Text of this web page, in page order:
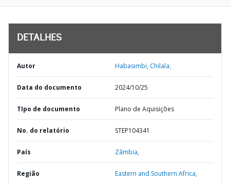
DETALHES
Autor Habasimbi, Chilala;
Data do documento 2024/10/25
TIpo de documento Plano de Aquisições
No. do relatório STEP104341
País Zâmbia,
Região Eastern and Southern Africa,